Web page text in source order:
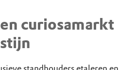
curiosamarkt